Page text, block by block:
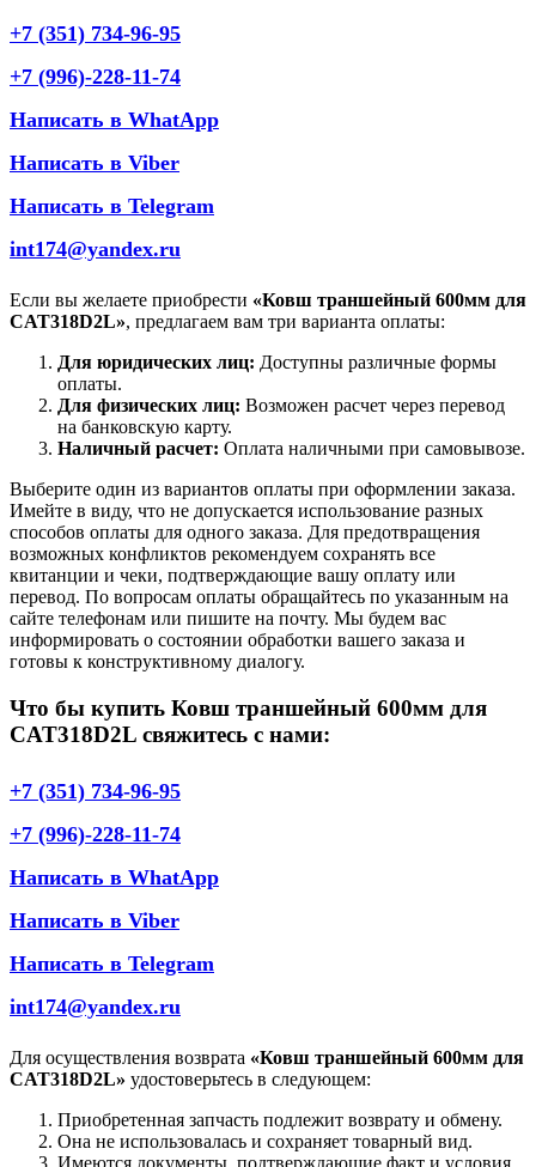
+7 (351) 734-96-95
+7 (996)-228-11-74
Написать в WhatApp
Написать в Viber
Написать в Telegram
int174@yandex.ru
Если вы желаете приобрести «Ковш траншейный 600мм для
CAT318D2L», предлагаем вам три варианта оплаты:
Для юридических лиц: Доступны различные формы
оплаты.
Для физических лиц: Возможен расчет через перевод
на банковскую карту.
Наличный расчет: Оплата наличными при самовывозе.
Выберите один из вариантов оплаты при оформлении заказа.
Имейте в виду, что не допускается использование разных
способов оплаты для одного заказа. Для предотвращения
возможных конфликтов рекомендуем сохранять все
квитанции и чеки, подтверждающие вашу оплату или
перевод. По вопросам оплаты обращайтесь по указанным на
сайте телефонам или пишите на почту. Мы будем вас
информировать о состоянии обработки вашего заказа и
готовы к конструктивному диалогу.
Что бы купить Ковш траншейный 600мм для
CAT318D2L свяжитесь с нами:
+7 (351) 734-96-95
+7 (996)-228-11-74
Написать в WhatApp
Написать в Viber
Написать в Telegram
int174@yandex.ru
Для осуществления возврата «Ковш траншейный 600мм для
CAT318D2L» удостоверьтесь в следующем:
Приобретенная запчасть подлежит возврату и обмену.
Она не использовалась и сохраняет товарный вид.